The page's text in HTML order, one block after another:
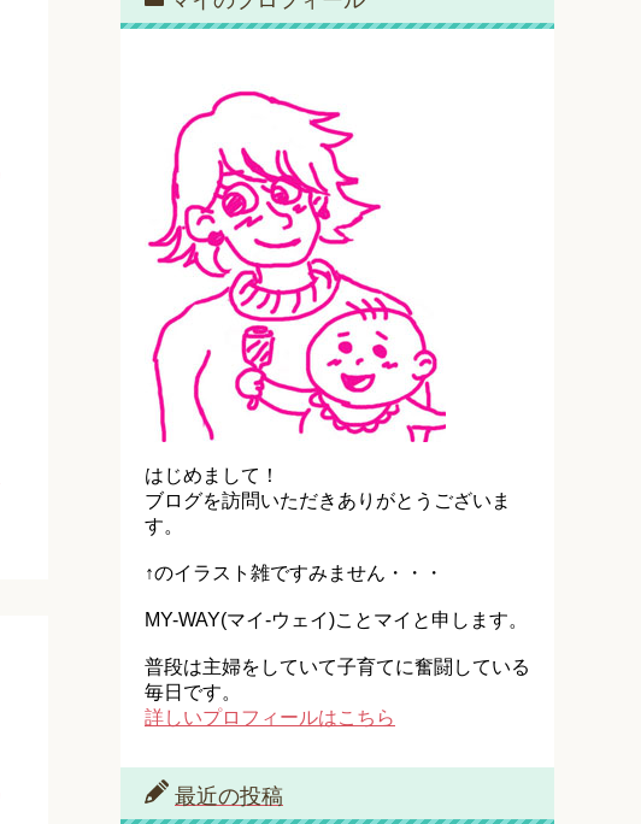
はじめまして！
ブログを訪問いただきありがとうございま
す。
↑のイラスト雑ですみません・・・
MY-WAY(マイ-ウェイ)ことマイと申します。
普段は主婦をしていて子育てに奮闘している
毎日です。
詳しいプロフィールはこちら
最近の投稿